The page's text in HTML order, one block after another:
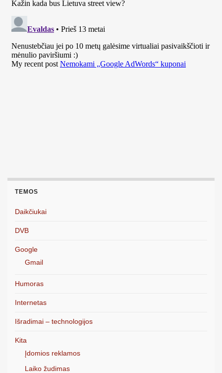
TEMOS
Daikčiukai
DVB
Google
Gmail
Humoras
Internetas
Išradimai – technologijos
Kita
Įdomios reklamos
Laiko žudimas